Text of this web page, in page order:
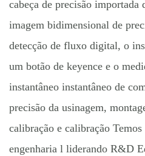
cabeça de precisão importada
imagem bidimensional de
detecção de fluxo digital, o
um botão de keyence e o
instantâneo instantâneo de
precisão da usinagem,
calibração e calibração
engenharia l liderando R&D